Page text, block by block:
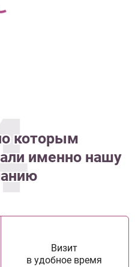
которым
именно нашу
Визит
в удобное время